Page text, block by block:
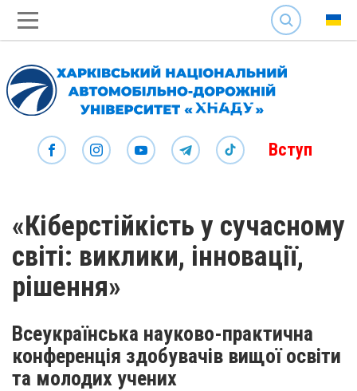
SEARCH
Вступ
«Кіберстійкість у сучасному
світі: виклики, інновації,
рішення»
Всеукраїнська науково-практична
конференція здобувачів вищої освіти
та молодих учених